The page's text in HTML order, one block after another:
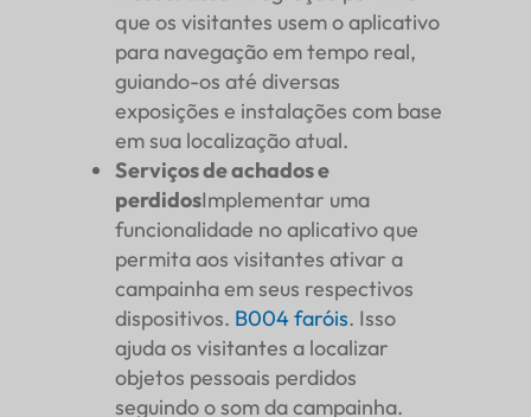
que os visitantes usem o aplicativo
para navegação em tempo real,
guiando-os até diversas
exposições e instalações com base
em sua localização atual.
Serviços de achados e
perdidosImplementar uma
funcionalidade no aplicativo que
permita aos visitantes ativar a
campainha em seus respectivos
dispositivos. B004faróis. Isso
ajuda os visitantes a localizar
objetos pessoais perdidos
seguindo o som da campainha.